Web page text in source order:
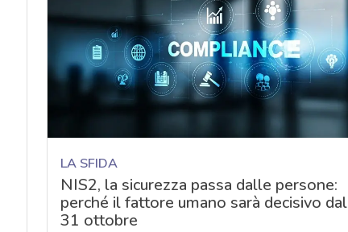
LA SFIDA
NIS2, la sicurezza passa dalle persone:
perché il fattore umano sarà decisivo dal
31 ottobre